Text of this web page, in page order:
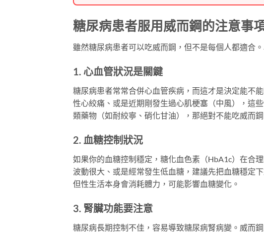
糖尿病患者服用威而鋼的注意事
雖然糖尿病患者可以吃威而鋼，但不是每個人都適合
1. 心血管狀況是關鍵
糖尿病患者常常合併心血管疾病，而這才是決定能不
性心絞痛、或是近期剛發生過心肌梗塞（中風），這
類藥物（如耐絞寧、硝化甘油），那絕對不能吃威而
2. 血糖控制狀況
如果你的血糖控制穩定，糖化血色素（HbA1c）在合
波動很大、或是經常發生低血糖，建議先把血糖穩定
但性生活本身會消耗體力，可能影響血糖變化。
3. 腎臟功能要注意
糖尿病長期控制不佳，容易導致糖尿病腎病變。威而